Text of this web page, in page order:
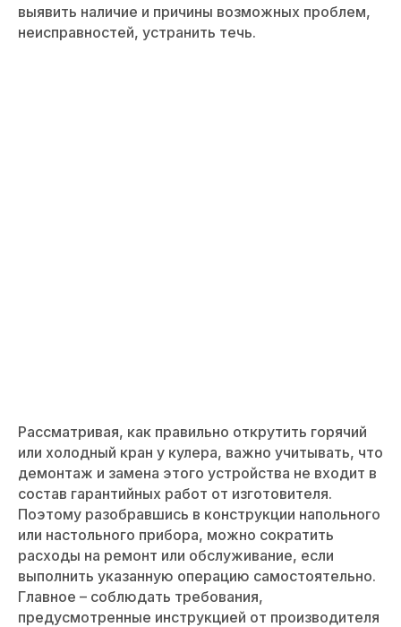
выявить наличие и причины возможных проблем,
неисправностей, устранить течь.
Рассматривая, как правильно открутить горячий
или холодный кран у кулера, важно учитывать, что
демонтаж и замена этого устройства не входит в
состав гарантийных работ от изготовителя.
Поэтому разобравшись в конструкции напольного
или настольного прибора, можно сократить
расходы на ремонт или обслуживание, если
выполнить указанную операцию самостоятельно.
Главное – соблюдать требования,
предусмотренные инструкцией от производителя